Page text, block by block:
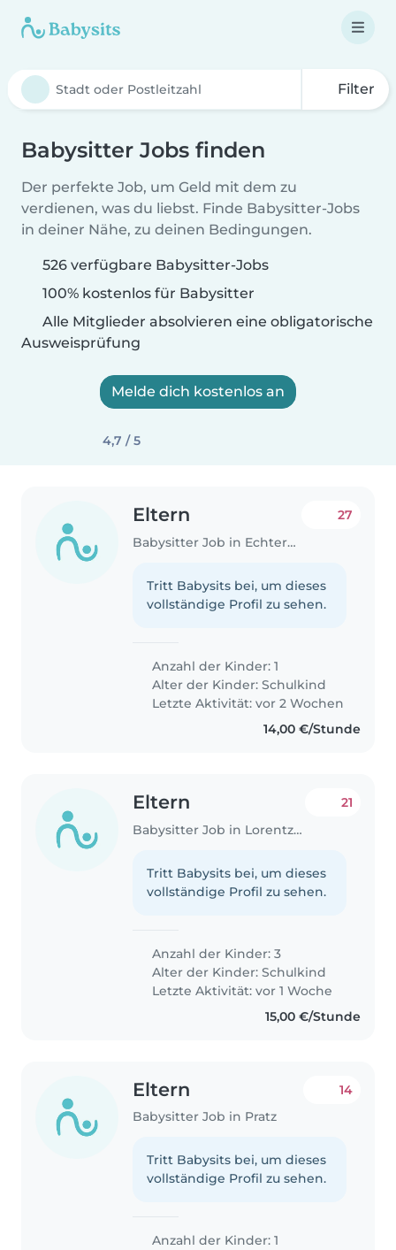
Filter
Babysitter Jobs finden
Der perfekte Job, um Geld mit dem zu
verdienen, was du liebst. Finde Babysitter-Jobs
in deiner Nähe, zu deinen Bedingungen.
526 verfügbare Babysitter-Jobs
100% kostenlos für Babysitter
Alle Mitglieder absolvieren eine obligatorische
Ausweisprüfung
Melde dich kostenlos an
4,7 / 5
Eltern
Babysitter Job in Echternach
27
Tritt Babysits bei, um dieses
vollständige Profil zu sehen.
Anzahl der Kinder: 1
Alter der Kinder:Schulkind
Letzte Aktivität: vor 2 Wochen
14,00 €/Stunde
Eltern
Babysitter Job in Lorentzweiler
21
Tritt Babysits bei, um dieses
vollständige Profil zu sehen.
Anzahl der Kinder: 3
Alter der Kinder:Schulkind
Letzte Aktivität: vor 1 Woche
15,00 €/Stunde
Eltern
Babysitter Job in Pratz
14
Tritt Babysits bei, um dieses
vollständige Profil zu sehen.
Anzahl der Kinder: 1